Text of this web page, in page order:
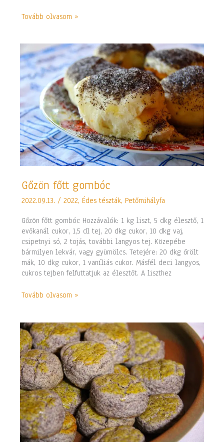
Tovább olvasom »
Gőzön főtt gombóc
2022.09.13./2022, Édes tészták, Petőmihályfa
Gőzön főtt gombóc Hozzávalók: 1 kg liszt, 5 dkg élesztő, 1
evőkanál cukor, 1,5 dl tej, 20 dkg cukor, 10 dkg vaj,
csipetnyi só, 2 tojás, további langyos tej. Közepébe
bármilyen lekvár, vagy gyümölcs. Tetejére: 20 dkg őrölt
mák, 10 dkg cukor, 1 vaníliás cukor. Másfél deci langyos,
cukros tejben felfuttatjuk az élesztőt. A liszthez
Gőzön
gombóc
Tovább olvasom »